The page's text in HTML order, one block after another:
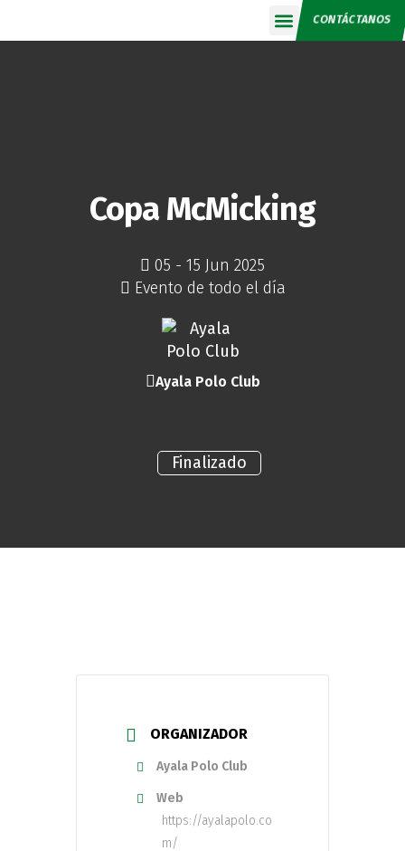
CONTÁCTANOS
Copa McMicking
05 - 15 Jun 2025
Finalizado
Evento de todo el día
Ayala Polo Club
ORGANIZADOR
Ayala Polo Club
Web
https://ayalapolo.co
m/